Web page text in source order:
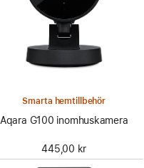
Smarta hemtillbehör
Aqara G100 inomhuskamera
445,00 kr